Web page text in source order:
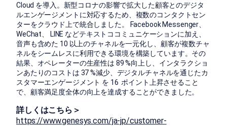
Cloud を導入。新型コロナの影響で拡大した顧客とのデジタ
ルエンゲージメントに対応するため、複数のコンタクトセン
ターをクラウド上で統合しました。 Facebook Messenger、
WeChat、 LINE などテキストココミュニケーションに加え、
音声も含めた 10 以上のチャネルを一元化し、顧客が複数チャ
ネルをシームレスに利用できる環境を構築しています。その
結果、オペレーターの生産性は 89 %向上し、インタラクショ
ンあたりのコストは 37 %減少、デジタルチャネルを通じたカ
スタマーエンゲージメント を 16 ポイント上昇させること
で、顧客満足度全体の向上を達成することができました。
詳しくはこちら＞
https://www.genesys.com/ja-jp/customer-